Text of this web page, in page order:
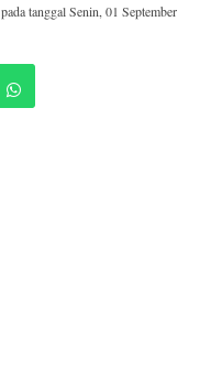
pada tanggalSenin, 01 September